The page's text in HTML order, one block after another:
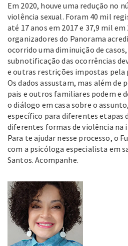
Em 2020, houve uma redução no
violência sexual. Foram 40 mil
até 17 anos em 2017 e 37,9 mil
organizadores do Panorama
ocorrido uma diminuição de
subnotificação das ocorrências
e outras restrições impostas pela
Os dados assustam, mas além de
pais e outros familiares podem e
o diálogo em casa sobre o
específico para diferentes etapas
diferentes formas de violência na
Para te ajudar nesse processo, o
com a psicóloga especialista em
Santos. Acompanhe.